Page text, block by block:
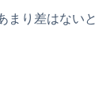
まり差はないと